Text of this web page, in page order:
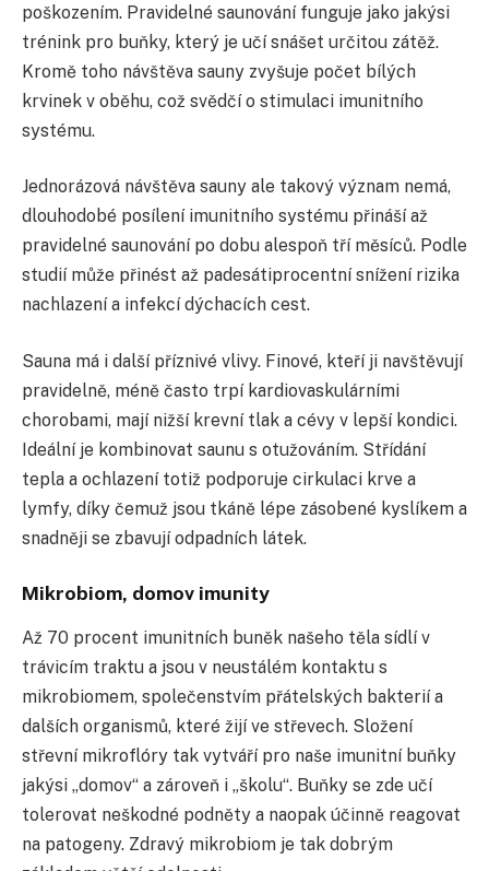
poškozením. Pravidelné saunování funguje jako jakýsi
trénink pro buňky, který je učí snášet určitou zátěž.
Kromě toho návštěva sauny zvyšuje počet bílých
krvinek v oběhu, což svědčí o stimulaci imunitního
systému.
Jednorázová návštěva sauny ale takový význam nemá,
dlouhodobé posílení imunitního systému přináší až
pravidelné saunování po dobu alespoň tří měsíců. Podle
studií může přinést až padesátiprocentní snížení rizika
nachlazení a infekcí dýchacích cest.
Sauna má i další příznivé vlivy. Finové, kteří ji navštěvují
pravidelně, méně často trpí kardiovaskulárními
chorobami, mají nižší krevní tlak a cévy v lepší kondici.
Ideální je kombinovat saunu s otužováním. Střídání
tepla a ochlazení totiž podporuje cirkulaci krve a
lymfy, díky čemuž jsou tkáně lépe zásobené kyslíkem a
snadněji se zbavují odpadních látek.
Mikrobiom, domov imunity
Až 70 procent imunitních buněk našeho těla sídlí v
trávicím traktu a jsou v neustálém kontaktu s
mikrobiomem, společenstvím přátelských bakterií a
dalších organismů, které žijí ve střevech. Složení
střevní mikroflóry tak vytváří pro naše imunitní buňky
jakýsi „domov“ a zároveň i „školu“. Buňky se zde učí
tolerovat neškodné podněty a naopak účinně reagovat
na patogeny. Zdravý mikrobiom je tak dobrým